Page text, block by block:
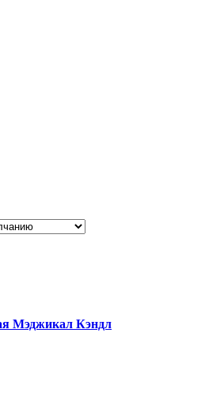
Мэджикал Кэндл